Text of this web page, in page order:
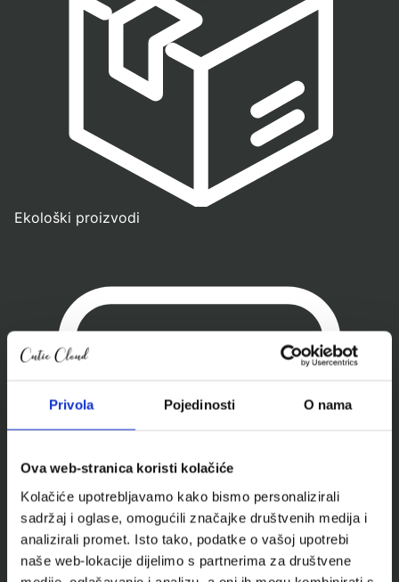
Privola Pojedinosti O nama
Ova web-stranica koristi kolačiće
Kolačiće upotrebljavamo kako bismo personalizirali
sadržaj i oglase, omogućili značajke društvenih medija i
analizirali promet. Isto tako, podatke o vašoj upotrebi
naše web-lokacije dijelimo s partnerima za društvene
Ekološki proizvodi